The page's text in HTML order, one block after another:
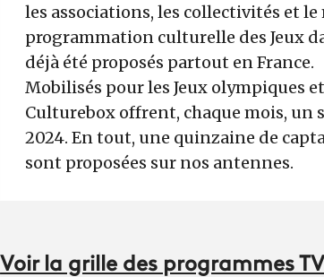
les associations, les collectivités et
programmation culturelle des Jeux
déjà été proposés partout en France.
Mobilisés pour les Jeux olympiques
Culturebox offrent, chaque mois, un
2024. En tout, une quinzaine de
sont proposées sur nos antennes.
Voir la grille des programmes